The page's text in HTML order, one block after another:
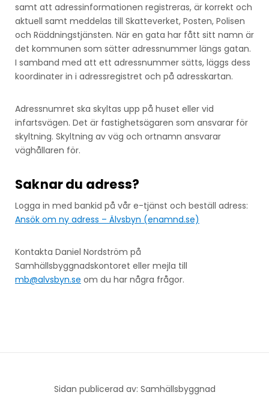
samt att adressinformationen registreras, är korrekt och
aktuell samt meddelas till Skatteverket, Posten, Polisen
och Räddningstjänsten. När en gata har fått sitt namn är
det kommunen som sätter adressnummer längs gatan.
I samband med att ett adressnummer sätts, läggs dess
koordinater in i adressregistret och på adresskartan.
Adressnumret ska skyltas upp på huset eller vid
infartsvägen. Det är fastighetsägaren som ansvarar för
skyltning. Skyltning av väg och ortnamn ansvarar
väghållaren för.
Saknar du adress?
Logga in med bankid på vår e-tjänst och beställ adress:
Ansök om ny adress – Älvsbyn (enamnd.se)
Kontakta Daniel Nordström på
Samhällsbyggnadskontoret eller mejla till
mb@alvsbyn.se om du har några frågor.
Sidan publicerad av: Samhällsbyggnad